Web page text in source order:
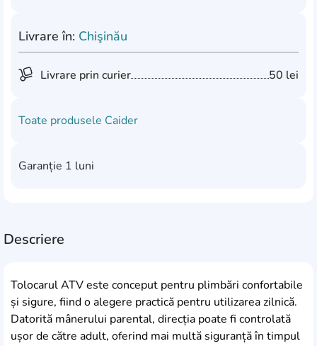
Livrare în: Chişinău
Livrare prin curier 50 lei
Toate produsele Caider
Garanție 1 luni
Descriere
Tolocarul ATV este conceput pentru plimbări confortabile
și sigure, fiind o alegere practică pentru utilizarea zilnică.
Datorită mânerului parental, direcția poate fi controlată
ușor de către adult, oferind mai multă siguranță în timpul